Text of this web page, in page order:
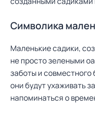
Символика
Маленькие садики,
не просто зелеными
заботы и совместного
они будут ухаживать
напоминаться о